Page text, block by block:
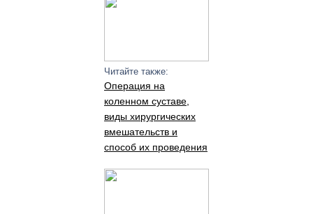
Читайте также:
Операция на
коленном суставе,
виды хирургических
вмешательств и
способ их проведения